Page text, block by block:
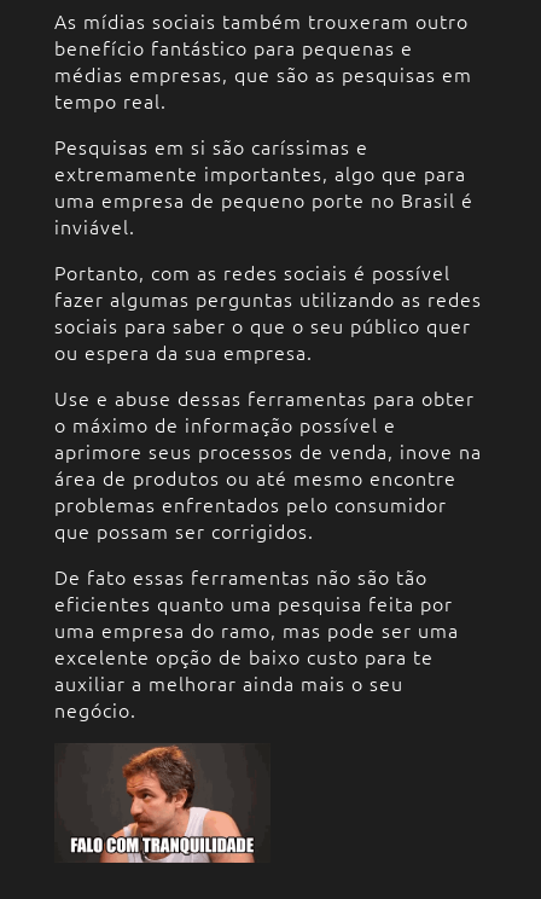
As mídias sociais também trouxeram outro
benefício fantástico para pequenas e
médias empresas, que são as pesquisas em
tempo real.
Pesquisas em si são caríssimas e
extremamente importantes, algo que para
uma empresa de pequeno porte no Brasil é
inviável.
Portanto, com as redes sociais é possível
fazer algumas perguntas utilizando as redes
sociais para saber o que o seu público quer
ou espera da sua empresa.
Use e abuse dessas ferramentas para obter
o máximo de informação possível e
aprimore seus processos de venda, inove na
área de produtos ou até mesmo encontre
problemas enfrentados pelo consumidor
que possam ser corrigidos.
De fato essas ferramentas não são tão
eficientes quanto uma pesquisa feita por
uma empresa do ramo, mas pode ser uma
excelente opção de baixo custo para te
auxiliar a melhorar ainda mais o seu
negócio.